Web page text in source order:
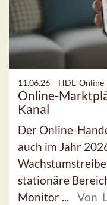
11.06.26 – HDE-
Online-
Kanal
Der Online-
auch im Jahr
stationäre
Monitor ...
Von